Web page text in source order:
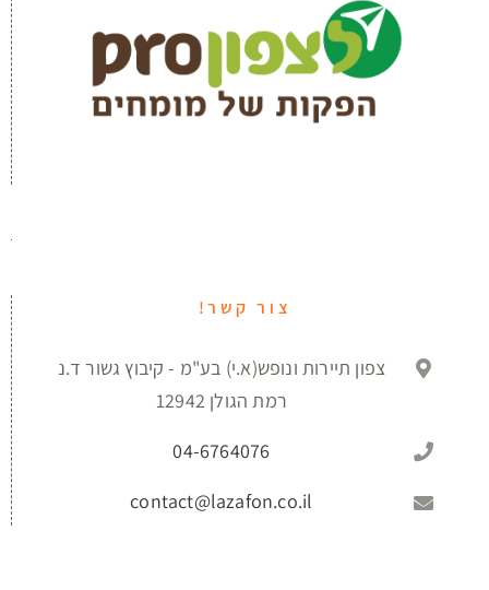
צור קשר!
צפון תיירות ונופש(א.י) בע"מ - קיבוץ גשור ד.נ
רמת הגולן 12942
04-6764076
contact@lazafon.co.il